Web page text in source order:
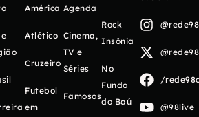
América
Atlético
Cruzeiro
Futebol
em
Agenda
Cinema,
TV e
Séries
Famosos
Rock
Insônia
No
Fundo
do Baú
/
@98live